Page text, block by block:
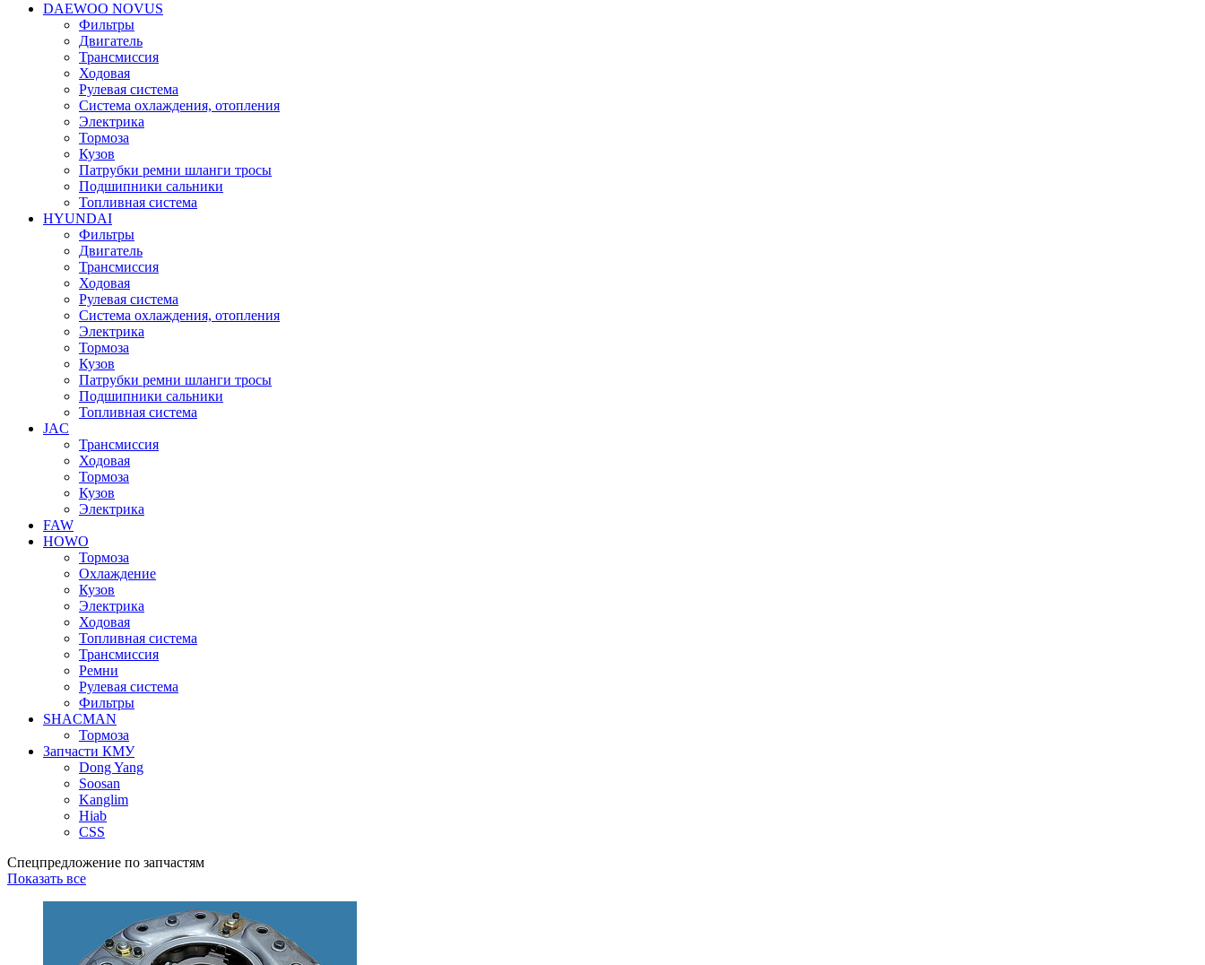
DAEWOO NOVUS
Фильтры
Двигатель
Трансмиссия
Ходовая
Рулевая система
Система охлаждения, отопления
Электрика
Тормоза
Кузов
Патрубки ремни шланги тросы
Подшипники cальники
Топливная система
HYUNDAI
Фильтры
Двигатель
Трансмиссия
Ходовая
Рулевая система
Система охлаждения, отопления
Электрика
Тормоза
Кузов
Патрубки ремни шланги тросы
Подшипники сальники
Топливная система
JAC
Трансмиcсия
Ходовая
Тормоза
Кузов
Электрика
FAW
HOWO
Тормоза
Охлаждение
Кузов
Электрика
Ходовая
Топливная система
Трансмиссия
Ремни
Рулевая система
Фильтры
SHACMAN
Тормоза
Запчасти КМУ
Dong Yang
Soosan
Kanglim
Hiab
CSS
Спецпредложение по запчастям
Показать все